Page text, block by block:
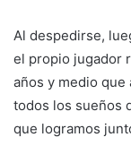
Al despedirse,
el propio jugador
años y medio que
todos los sueños
que logramos